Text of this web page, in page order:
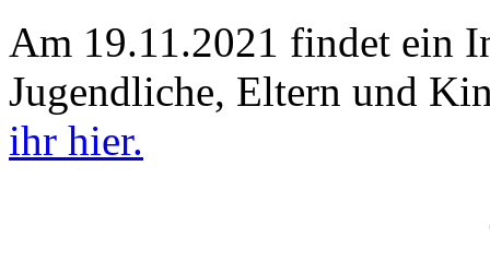
Am 19.11.2021 findet ein
Jugendliche, Eltern und
ihr hier.